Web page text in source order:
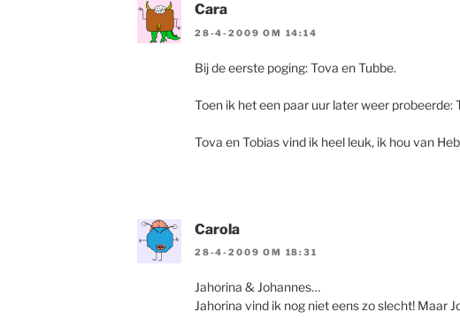
Cara
28-4-2009 OM 14:14
Bij de eerste poging: Tova en Tubbe.
Toen ik het een paar uur later weer probeerde:
Tova en Tobias vind ik heel leuk, ik hou van
Carola
28-4-2009 OM 18:31
Jahorina & Johannes…
Jahorina vind ik nog niet eens zo slecht! Maar